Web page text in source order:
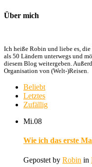
Über mich
Ich heiße Robin und liebe es,
als 50 Ländern unterwegs und
diesem Blog weitergeben.
Organisation von (Welt-)Reisen.
Beliebt
Letztes
Zufällig
Mi.08
Wie ich das erste
Gepostet by Robin in